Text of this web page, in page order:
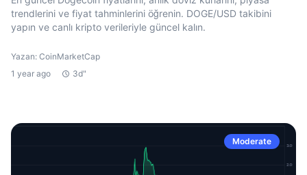
trendlerini ve fiyat tahminlerini öğrenin. DOGE/USD takibini
yapın ve canlı kripto verileriyle güncel kalın.
Yazan: CoinMarketCap
1 year ago
3d"
Moderate